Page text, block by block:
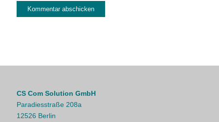
CS Com Solution GmbH
Paradiesstraße 208a
12526 Berlin